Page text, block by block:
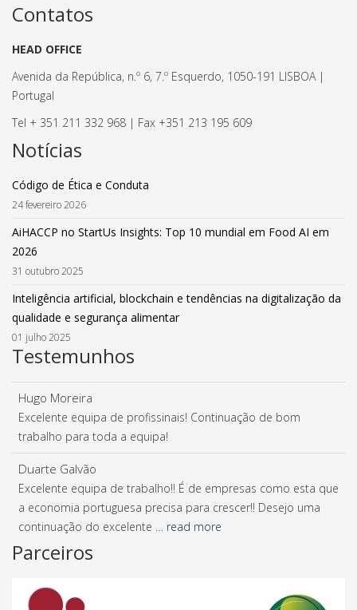
Contatos
HEAD OFFICE
Avenida da República, n.º 6, 7.º Esquerdo, 1050-191 LISBOA |
Portugal
Tel + 351 211 332 968 | Fax +351 213 195 609
Notícias
Código de Ética e Conduta
24 fevereiro 2026
AiHACCP no StartUs Insights: Top 10 mundial em Food AI em
2026
31 outubro 2025
Inteligência artificial, blockchain e tendências na digitalização da
qualidade e segurança alimentar
01 julho 2025
Testemunhos
Hugo Moreira
Excelente equipa de profissinais! Continuação de bom
trabalho para toda a equipa!
Duarte Galvão
Excelente equipa de trabalho!! É de empresas como esta que
a economia portuguesa precisa para crescer!! Desejo uma
continuação do excelente … read more
Parceiros